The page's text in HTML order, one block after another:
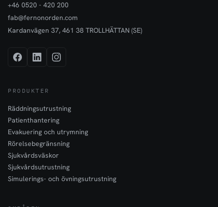
+46 0520 - 420 200
fab@fernonorden.com
Kardanvägen 37, 461 38 TROLLHÄTTAN (SE)
PRODUKTER
Räddningsutrustning
Patienthantering
Evakuering och utrymning
Rörelsebegränsning
Sjukvårdsväskor
Sjukvårdsutrustning
Simulerings- och övningsutrustning